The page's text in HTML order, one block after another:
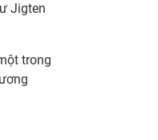
Jigten
trong